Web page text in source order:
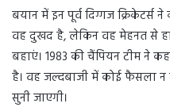
बयान में इन पूर्व दिग्गज
वह दुखद है, लेकिन वह मेहनत से
बहाएं। 1983 की चैंपियन टीम ने
है। वह जल्दबाजी में कोई फैसला न
सुनी जाएगी।